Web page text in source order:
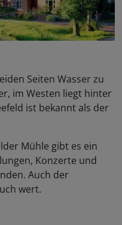
Seiten Wasser zu
im Westen liegt hinter
ist bekannt als der
Mühle gibt es ein
Konzerte und
Auch der
wert.